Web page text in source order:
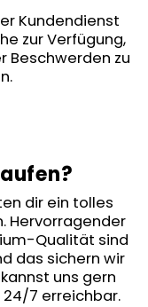
Kundendienst
zur Verfügung,
Beschwerden zu
dir ein tolles
Hervorragender
Qualität sind
das sichern wir
uns gern
7 erreichbar.